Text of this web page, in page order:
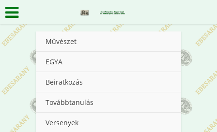
Művészet
EGYA
Beiratkozás
Továbbtanulás
Versenyek